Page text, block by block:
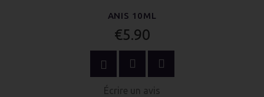
ANIS 10ML
€5.90
Écrire un avis